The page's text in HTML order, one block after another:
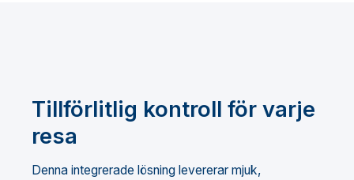
Tillförlitlig kontroll för varje
resa
Denna integrerade lösning levererar mjuk,